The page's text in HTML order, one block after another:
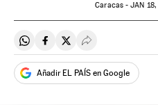
Caracas -JAN
Compartir en Whatsapp
Compartir en Facebook
Compartir en Twitter
Desplegar
Añadir EL PAÍS en Google